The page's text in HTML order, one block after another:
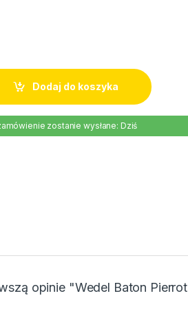
Dodaj do koszyka
zostanie wysłane: Dziś
opinie "Wedel Baton Pierrot